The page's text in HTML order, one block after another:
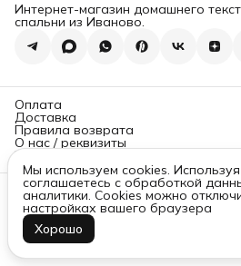
Интернет-магазин домашнего
спальни из Иваново.
Оплата
Доставка
Правила возврата
О нас / реквизиты
Политика конфиденциальности
Контакты
Адрес магазина
г. Санкт-Петербург
Прямой
8 (812) 907-07-91
Мобильный
Интернет-магазин «Бюро снов
Мы используем cookies.
соглашаетесь с обработкой
аналитики. Cookies можно
настройках вашего браузера
Хорошо